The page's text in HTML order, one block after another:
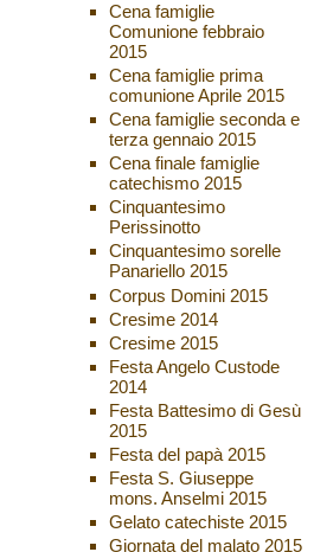
Cena famiglie
Comunione febbraio
2015
Cena famiglie prima
comunione Aprile 2015
Cena famiglie seconda e
terza gennaio 2015
Cena finale famiglie
catechismo 2015
Cinquantesimo
Perissinotto
Cinquantesimo sorelle
Panariello 2015
Corpus Domini 2015
Cresime 2014
Cresime 2015
Festa Angelo Custode
2014
Festa Battesimo di Gesù
2015
Festa del papà 2015
Festa S. Giuseppe
mons. Anselmi 2015
Gelato catechiste 2015
Giornata del malato 2015